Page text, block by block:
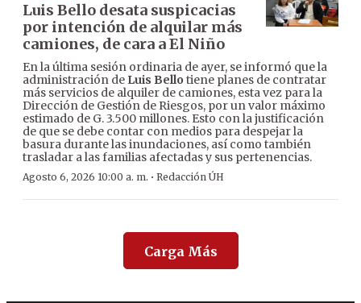
Luis Bello desata suspicacias
por intención de alquilar más
camiones, de cara a El Niño
En la última sesión ordinaria de ayer, se informó que la
administración de Luis Bello tiene planes de contratar
más servicios de alquiler de camiones, esta vez para la
Dirección de Gestión de Riesgos, por un valor máximo
estimado de G. 3.500 millones. Esto con la justificación
de que se debe contar con medios para despejar la
basura durante las inundaciones, así como también
trasladar a las familias afectadas y sus pertenencias.
Agosto 6, 2026 10:00 a. m. · Redacción ÚH
Carga Más